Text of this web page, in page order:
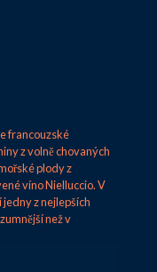
francouzské
z volně chovaných
plody z
víno Nielluccio. V
z nejlepších
než v